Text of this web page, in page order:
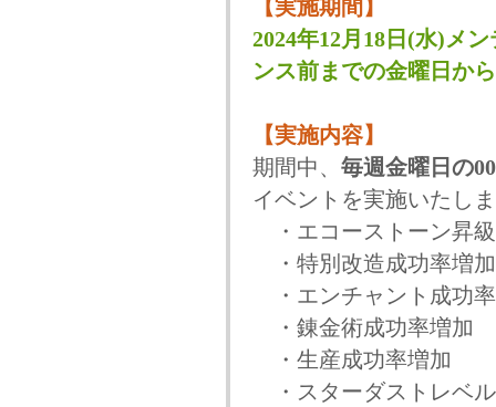
【実施期間】
2024年12月18日(水)メ
ンス前までの金曜日か
【実施内容】
期間中、 毎週金曜日の
イベントを実施いたし
・エコーストーン昇
・特別改造成功率増加
・エンチャント成功
・錬金術成功率増加
・生産成功率増加
・スターダストレベ